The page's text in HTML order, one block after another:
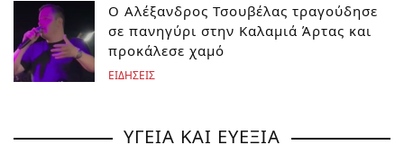
Ο Αλέξανδρος Τσουβέλας τραγούδησε
σε πανηγύρι στην Καλαμιά Άρτας και
προκάλεσε χαμό
ΕΙΔΗΣΕΙΣ
ΥΓΕΙΑ ΚΑΙ ΕΥΕΞΙΑ